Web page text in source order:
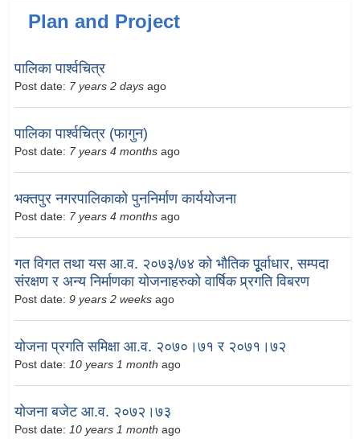
Plan and Project
पालिका पार्श्वचित्र
Post date: 7 years 2 days ago
पालिका पार्श्वचित्र (फागुन)
Post date: 7 years 4 months ago
भक्तपुर नगरपालिकाको पुननिर्माण कार्ययोजना
Post date: 7 years 4 months ago
गत विगत तथा यस आ.व. २०७३/७४ को भौतिक पूूर्वाधार, सम्पदा
संरक्षण र अन्य निर्माणका योजनाहरुको वार्षिक प्र्रगति विबरण
Post date: 9 years 2 weeks ago
योजना प्रगति समिक्षा आ.व. २०७०।७१ र २०७१।७२
Post date: 10 years 1 month ago
योजना बजेट आ.व. २०७२।७३
Post date: 10 years 1 month ago